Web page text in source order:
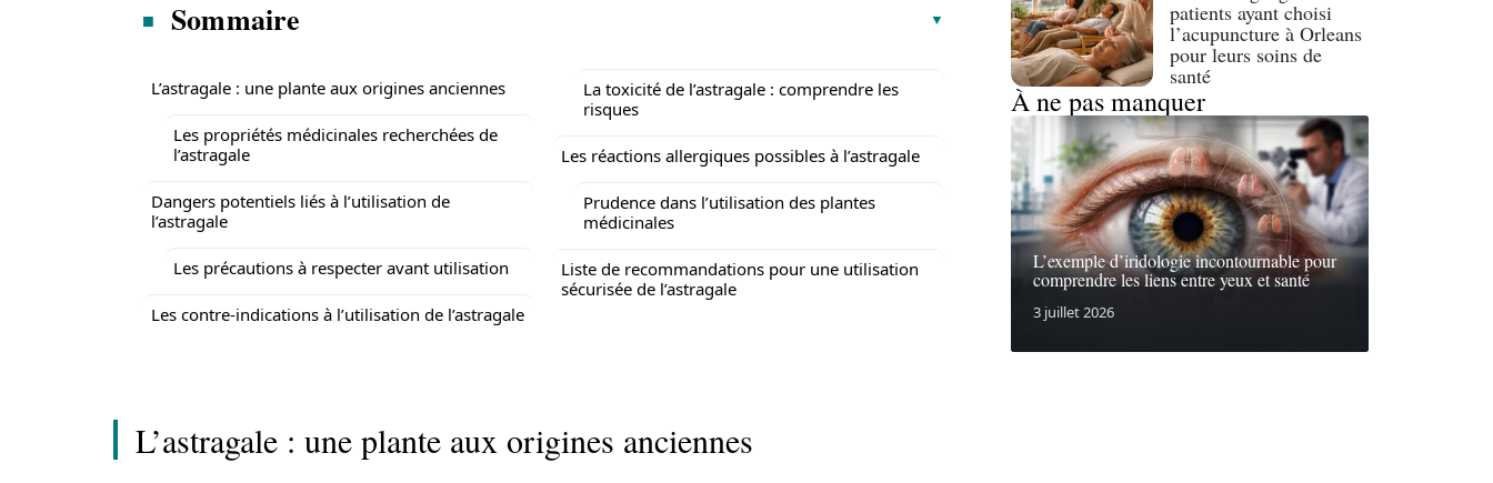
Sommaire
L’astragale : une plante aux origines anciennes
Les propriétés médicinales recherchées de
l’astragale
Dangers potentiels liés à l’utilisation de
l’astragale
Les précautions à respecter avant utilisation
Les contre-indications à l’utilisation de l’astragale
La toxicité de l’astragale : comprendre les
risques
Les réactions allergiques possibles à l’astragale
Prudence dans l’utilisation des plantes
médicinales
Liste de recommandations pour une utilisation
sécurisée de l’astragale
L’astragale : une plante aux origines anciennes
patients ayant choisi
l’acupuncture à Orleans
pour leurs soins de
santé
À ne pas manquer
L’exemple d’iridologie incontournable pour
comprendre les liens entre yeux et santé
3 juillet 2026